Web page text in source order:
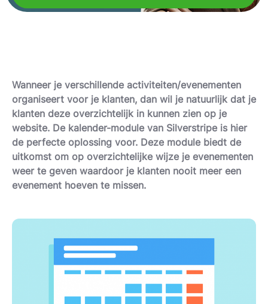
Wanneer je verschillende activiteiten/evenementen
organiseert voor je klanten, dan wil je natuurlijk dat je
klanten deze overzichtelijk in kunnen zien op je
website. De kalender-module van Silverstripe is hier
de perfecte oplossing voor. Deze module biedt de
uitkomst om op overzichtelijke wijze je evenementen
weer te geven waardoor je klanten nooit meer een
evenement hoeven te missen.